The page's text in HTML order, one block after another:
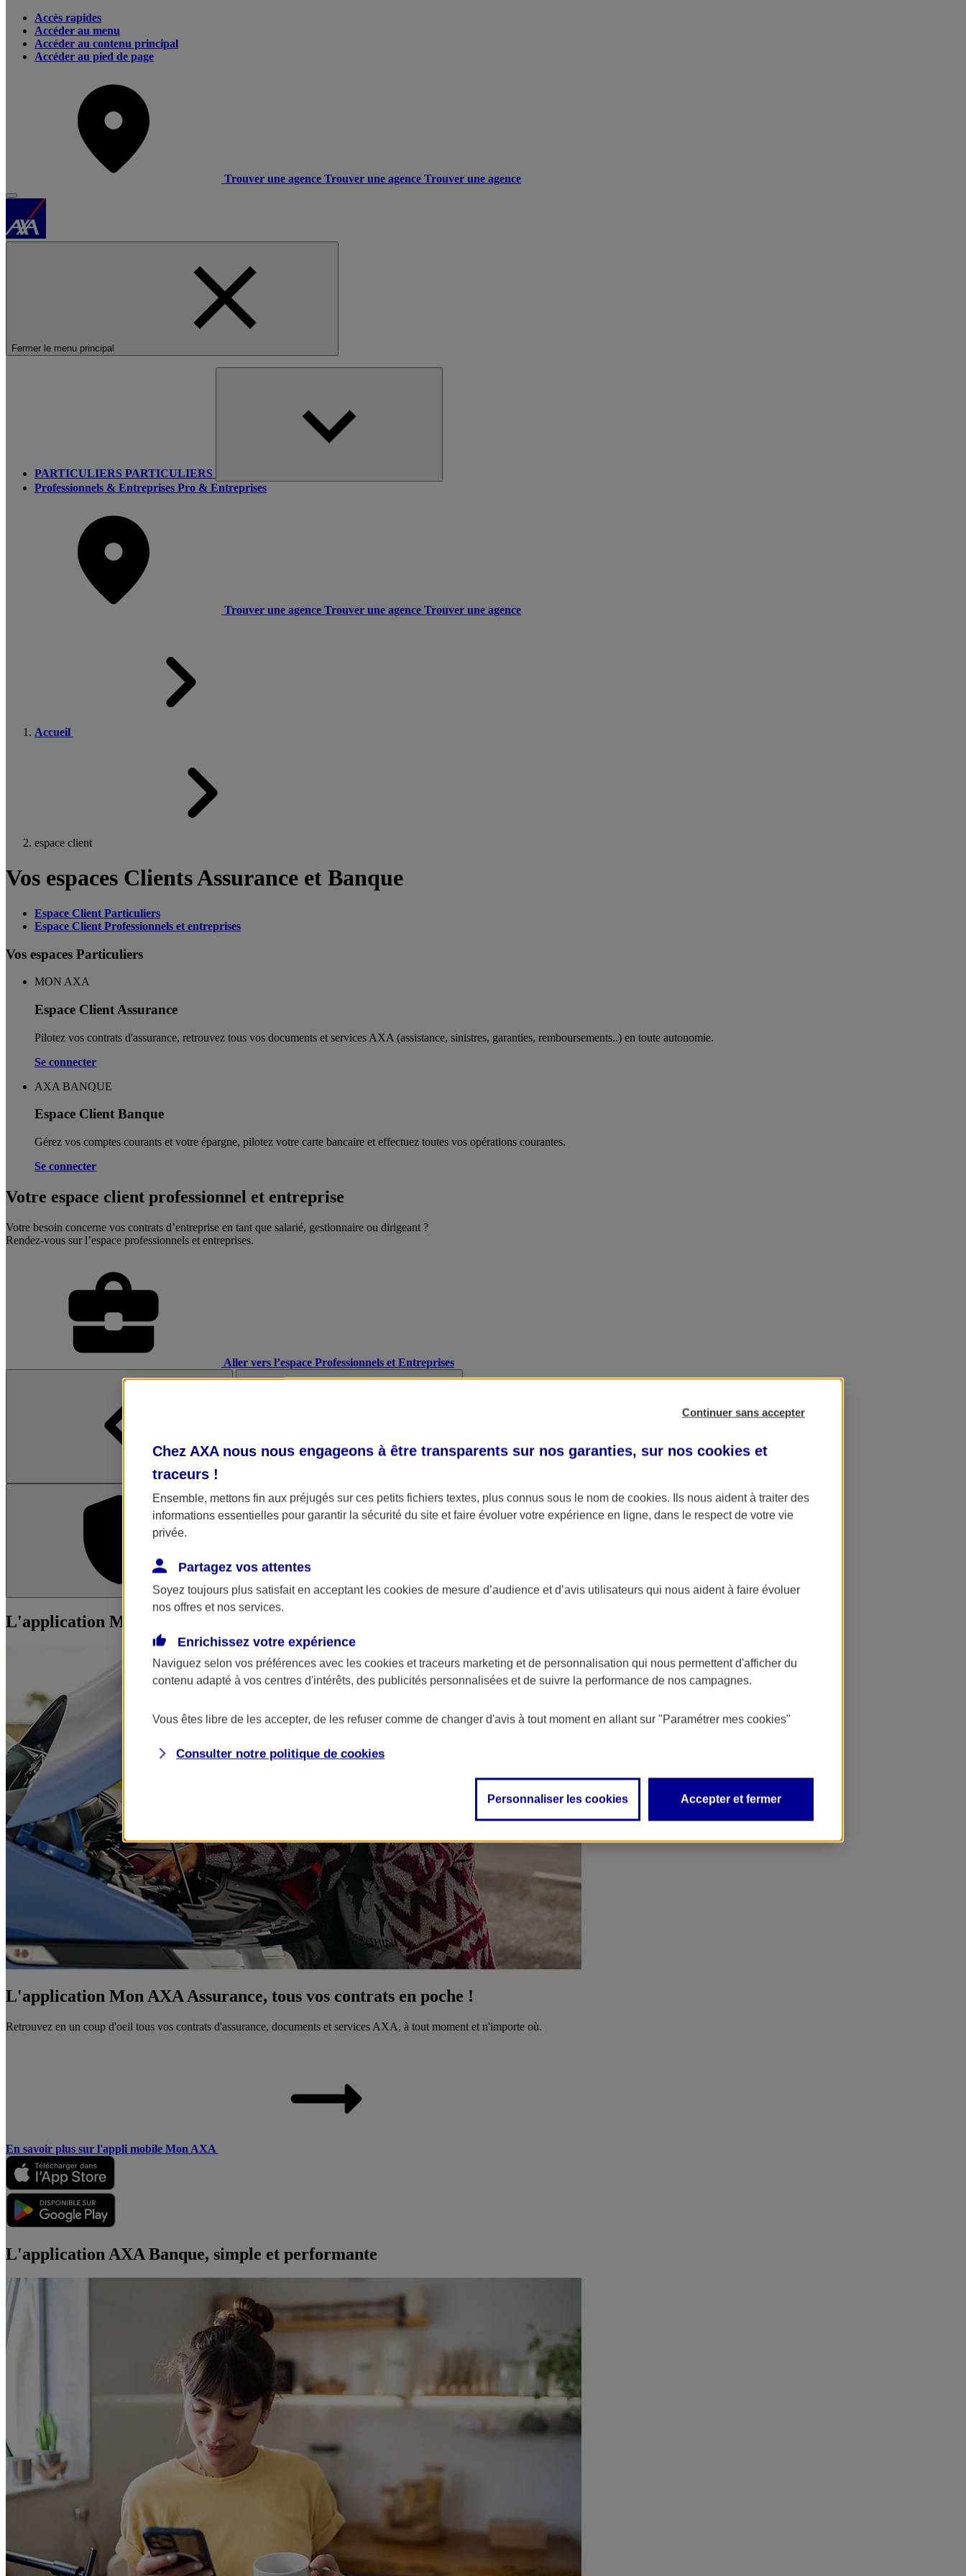
Accès rapides
Accéder au menu
Accéder au contenu principal
Accéder au pied de page
Trouver une agence Trouver une agence Trouver une agence
Fermer le menu principal
PARTICULIERS PARTICULIERS
Professionnels & Entreprises Pro & Entreprises
Trouver une agence Trouver une agence Trouver une agence
Accueil
espace client
Vos espaces Clients Assurance et Banque
Espace Client Particuliers
Espace Client Professionnels et entreprises
Vos espaces Particuliers
MON AXA
Espace Client Assurance
Pilotez vos contrats d'assurance, retrouvez tous vos documents et services AXA (assistance, sinistres, garanties, remboursements..) en toute autonomie. ​
Se connecter
AXA BANQUE
Espace Client Banque
Gérez vos comptes courants et votre épargne, pilotez votre carte bancaire et effectuez toutes vos opérations courantes.
Se connecter
Votre espace client professionnel et entreprise
Votre besoin concerne vos contrats d’entreprise en tant que salarié, gestionnaire ou dirigeant ?
Rendez-vous sur l’espace professionnels et entreprises.
Aller vers l’espace Professionnels et Entreprises
L'application Mon AXA Assurance L'application AXA Banque
L'application Mon AXA Assurance, tous vos contrats en poche !
L'application Mon AXA Assurance, tous vos contrats en poche !
Retrouvez en un coup d'oeil tous vos contrats d'assurance, documents et services AXA, à tout moment et n'importe où.
En savoir plus sur l'appli mobile Mon AXA
L'application AXA Banque, simple et performante
Continuer sans accepter
Chez AXA nous nous engageons à être transparents sur nos garanties, sur nos cookies et
traceurs !
Ensemble, mettons fin aux préjugés sur ces petits fichiers textes, plus connus sous le nom de cookies. Ils nous aident à traiter des
informations essentielles pour garantir la sécurité du site et faire évoluer votre expérience en ligne, dans le respect de votre vie
privée.
Partagez vos attentes
Soyez toujours plus satisfait en acceptant les cookies de mesure d’audience et d’avis utilisateurs qui nous aident à faire évoluer
nos offres et nos services.
Enrichissez votre expérience
Naviguez selon vos préférences avec les cookies et traceurs marketing et de personnalisation qui nous permettent d'afficher du
contenu adapté à vos centres d'intérêts, des publicités personnalisées et de suivre la performance de nos campagnes.
Vous êtes libre de les accepter, de les refuser comme de changer d'avis à tout moment en allant sur "Paramétrer mes cookies"
Consulter notre politique de cookies
Personnaliser les cookies Accepter et fermer